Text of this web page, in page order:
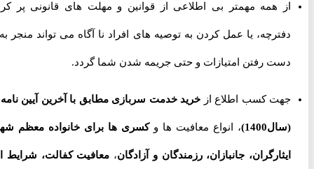
از همه مهمتر بی اطلاعی از قوانین و مهلت های قانونی پر کردن
دفترچه، یا عمل کردن به توصیه های افراد نا آگاه می تواند منجر به از
دست رفتن امتیازات و حتی جریمه شدن شما گردد.
جهت کسب اطلاع ازخرید خدمت سربازی مطابق با آخرین آیین نامه ها
(سال1400) ، انواع معافیت ها و کسری ها برای خانواده معظم شهدا،
ایثارگران، جانبازان، رزمندگان و آزادگان،معافیت کفالت، شرایط اخذ